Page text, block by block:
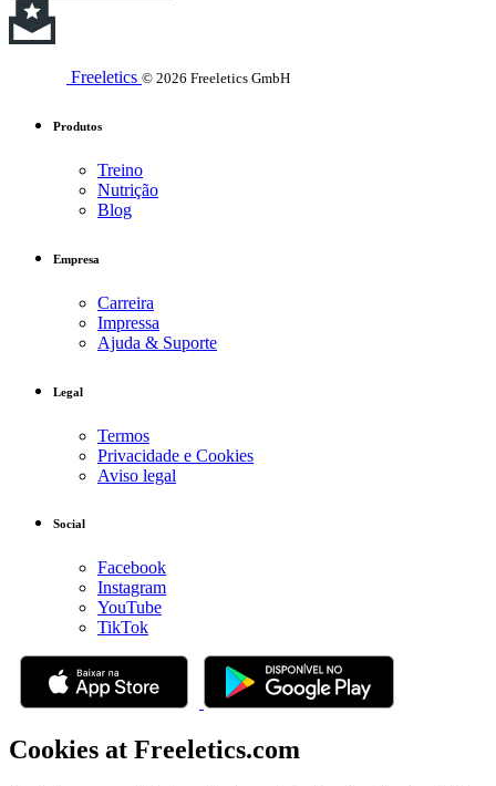
Freeletics © 2026 Freeletics GmbH
Produtos
Treino
Nutrição
Blog
Empresa
Carreira
Impressa
Ajuda & Suporte
Legal
Termos
Privacidade e Cookies
Aviso legal
Social
Facebook
Instagram
YouTube
TikTok
Cookies at Freeletics.com